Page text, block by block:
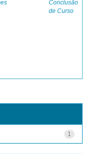
Conclusão
de Curso
1